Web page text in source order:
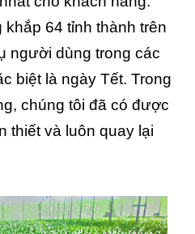
64 tỉnh thành trên
người dùng trong các
biệt là ngày Tết. Trong
chúng tôi đã có được
thiết và luôn quay lại